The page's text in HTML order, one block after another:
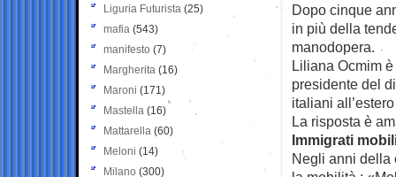
Dopo cinque
in più della
manodopera.
Liliana Ocmim
presidente del
italiani
La risposta è
Immigrati
Negli anni della
Liguria Futurista (25)
mafia (543)
manifesto (7)
Margherita (16)
Maroni (171)
Mastella (16)
Mattarella (60)
Meloni (14)
Milano (300)